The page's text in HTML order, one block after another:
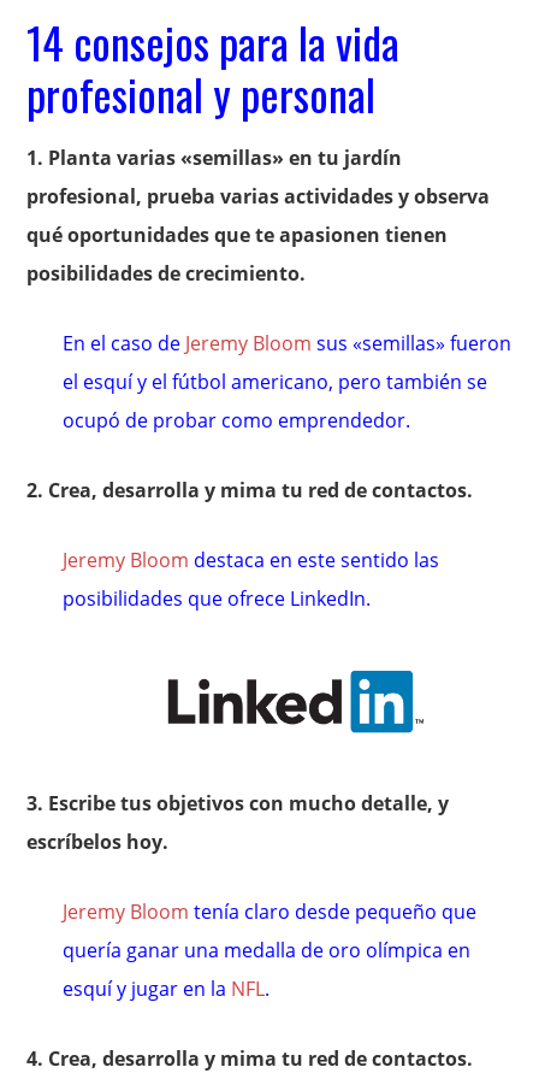
14 consejos para la vida
profesional y personal
1. Planta varias «semillas» en tu jardín
profesional, prueba varias actividades y observa
qué oportunidades que te apasionen tienen
posibilidades de crecimiento.
En el caso de Jeremy Bloom sus «semillas» fueron
el esquí y el fútbol americano, pero también se
ocupó de probar como emprendedor.
2. Crea, desarrolla y mima tu red de contactos.
Jeremy Bloom destaca en este sentido las
posibilidades que ofrece LinkedIn.
3. Escribe tus objetivos con mucho detalle, y
escríbelos hoy.
Jeremy Bloom tenía claro desde pequeño que
quería ganar una medalla de oro olímpica en
esquí y jugar en la NFL.
4. Crea, desarrolla y mima tu red de contactos.